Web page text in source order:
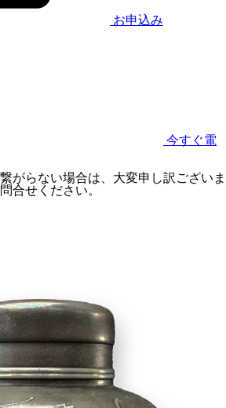
お申込み
今すぐ電
がらない場合は、大変申し訳ございま
合せください。